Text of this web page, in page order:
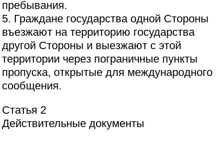
пребывания.
5. Граждане государства одной Стороны
въезжают на территорию государства
другой Стороны и выезжают с этой
территории через пограничные пункты
пропуска, открытые для международного
сообщения.
Статья 2
Действительные документы